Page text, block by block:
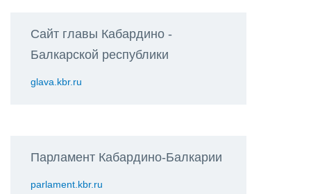
Сайт главы Кабардино -
Балкарской республики
glava.kbr.ru
Парламент Кабардино-Балкарии
parlament.kbr.ru